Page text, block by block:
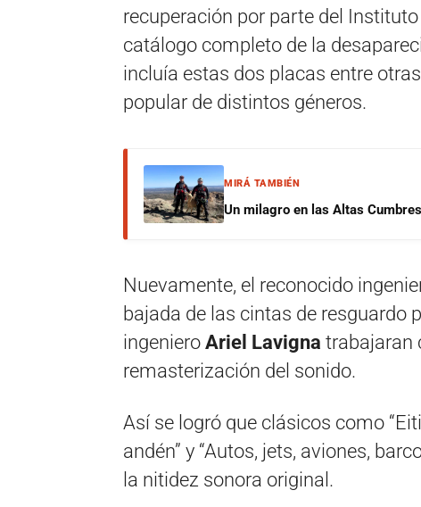
recuperación por parte del
catálogo completo de la
incluía estas dos placas entre
popular de distintos géneros.
MIRÁ TAMBIÉN
Un milagro en las Altas
Nuevamente, el reconocido
bajada de las cintas de resguardo
ingeniero Ariel Lavigna trabajaran
remasterización del sonido.
Así se logró que clásicos como “Eiti
andén” y “Autos, jets, aviones,
la nitidez sonora original.